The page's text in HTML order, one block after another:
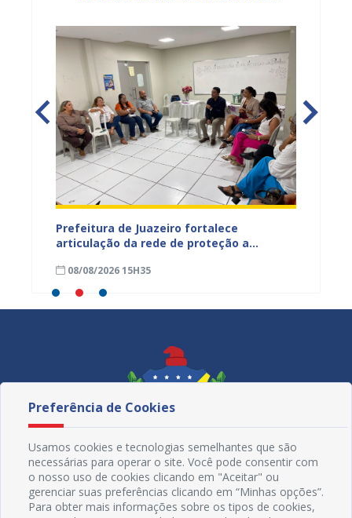
Prefeitura de Juazeiro fortalece
articulação da rede de proteção a
análoga à escravidão
08/08/2026 15H35
Preferência de Cookies
Usamos cookies e tecnologias semelhantes que são
necessárias para operar o site. Você pode consentir com
o nosso uso de cookies clicando em "Aceitar" ou
gerenciar suas preferências clicando em “Minhas opções”.
Para obter mais informações sobre os tipos de cookies,